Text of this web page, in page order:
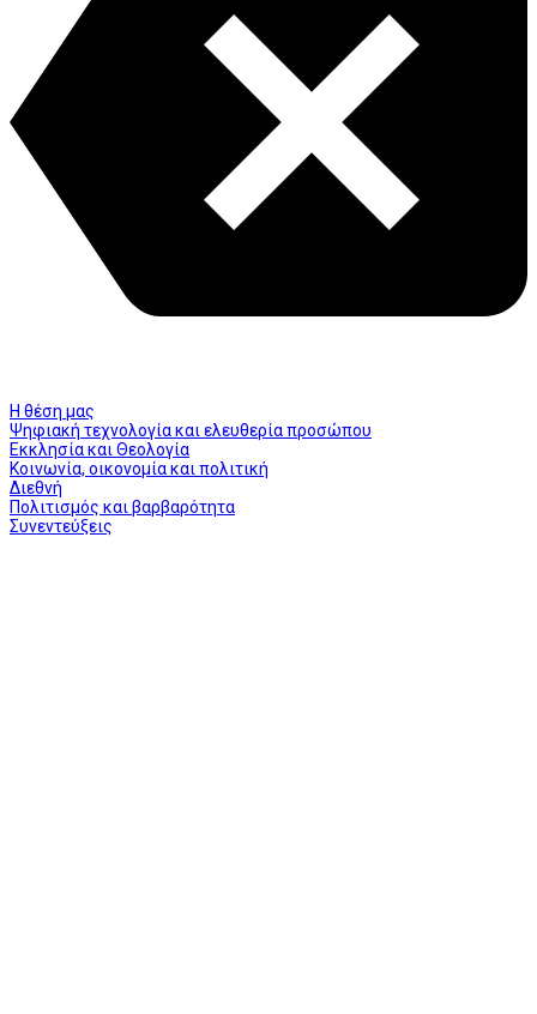
Η θέση μας
Ψηφιακή τεχνολογία και ελευθερία προσώπου
Εκκλησία και Θεολογία
Κοινωνία, οικονομία και πολιτική
Διεθνή
Πολιτισμός και βαρβαρότητα
Συνεντεύξεις